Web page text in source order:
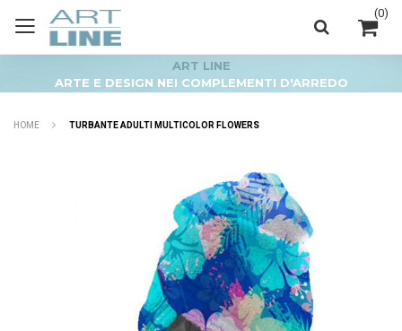
(0)
ART LINE
ARTE E DESIGN NEI COMPLEMENTI D'ARREDO
HOME TURBANTE ADULTI MULTICOLOR FLOWERS